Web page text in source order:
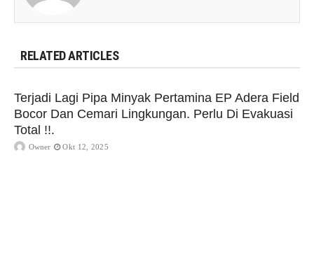
RELATED ARTICLES
Terjadi Lagi Pipa Minyak Pertamina EP Adera Field
Bocor Dan Cemari Lingkungan. Perlu Di Evakuasi
Total !!.
Owner Okt 12, 2025